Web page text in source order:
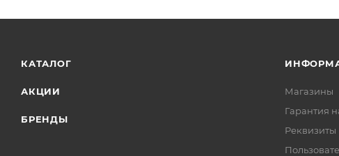
КАТАЛОГ
АКЦИИ
БРЕНДЫ
Магазины
Гарантия
Реквизиты